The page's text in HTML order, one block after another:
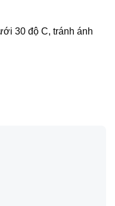
30 độ C, tránh ánh